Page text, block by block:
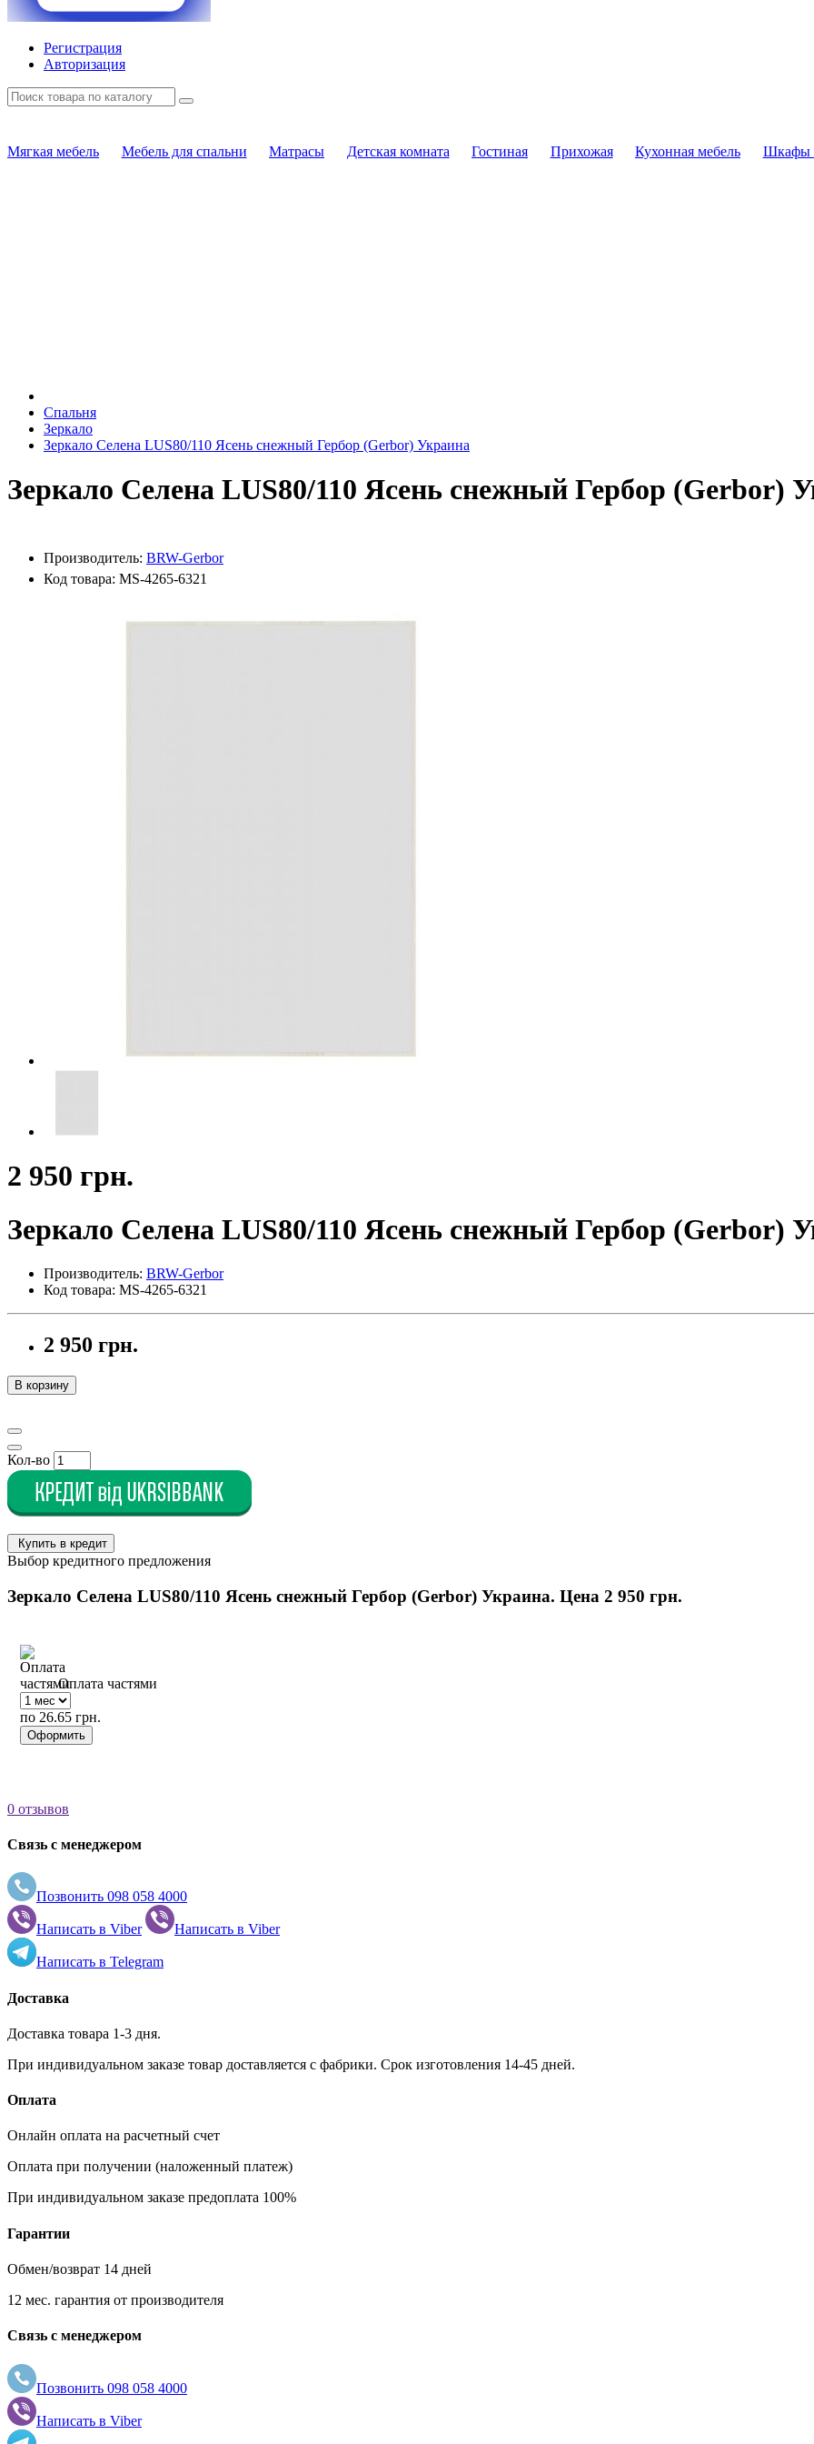
Регистрация
Авторизация
Мягкая мебель Мебель для спальни Матрасы Детская комната Гостиная Прихожая Кухонная мебель Шкафы
Спальня
Зеркало
Зеркало Селена LUS80/110 Ясень снежный Гербор (Gerbor) Украина
Зеркало Селена LUS80/110 Ясень снежный Гербор (Gerbor)
Производитель: BRW-Gerbor
Код товара: MS-4265-6321
2 950 грн.
Зеркало Селена LUS80/110 Ясень снежный Гербор (Gerbor)
Производитель: BRW-Gerbor
Код товара: MS-4265-6321
2 950 грн.
В корзину
Кол-во
Купить в кредит
Выбор кредитного предложения
Зеркало Селена LUS80/110 Ясень снежный Гербор (Gerbor) Украина. Цена 2 950 грн.
Оплата частями
по 26.65 грн.
Оформить
0 отзывов
Связь с менеджером
Позвонить 098 058 4000
Написать в Viber Написать в Viber
Написать в Telegram
Доставка
Доставка товара 1-3 дня.
При индивидуальном заказе товар доставляется с фабрики. Срок изготовления 14-45 дней.
Оплата
Онлайн оплата на расчетный счет
Оплата при получении (наложенный платеж)
При индивидуальном заказе предоплата 100%
Гарантии
Обмен/возврат 14 дней
12 мес. гарантия от производителя
Связь с менеджером
Позвонить 098 058 4000
Написать в Viber